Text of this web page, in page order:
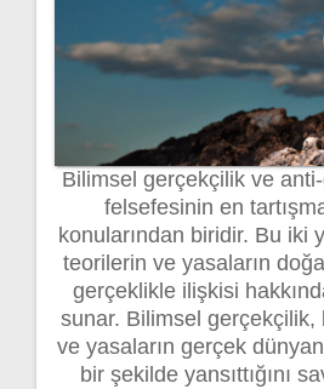
Bilimsel gerçekçilik ve
felsefesinin en
konularından biridir. Bu iki
teorilerin ve yasaların
gerçeklikle ilişkisi
sunar. Bilimsel gerçekçilik,
ve yasaların gerçek
bir şekilde yansıttığını